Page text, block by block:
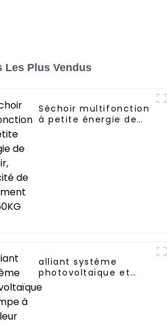
Les Plus Vendus
Séchoir multifonction
à petite énergie de
alliant système
photovoltaïque et
pompe à chaleur
CHAUFFAGE